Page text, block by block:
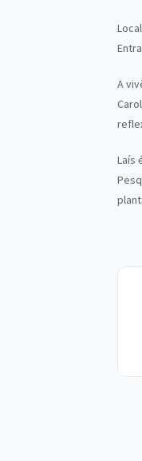
A
Laís